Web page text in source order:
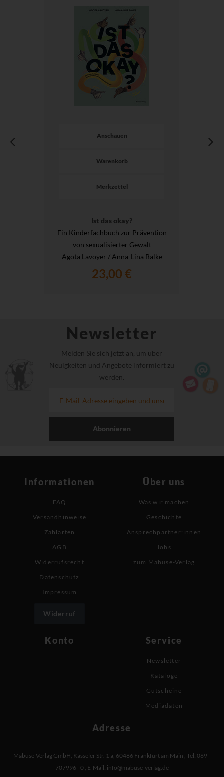
Anschauen
Warenkorb
Merkzettel
Ist das okay?
Ein Kinderfachbuch zur Prävention
von sexualisierter Gewalt
Agota Lavoyer / Anna-Lina Balke
23,00 €
Newsletter
Melden Sie sich jetzt an, um über
Neuigkeiten und Angebote informiert zu
werden.
Abonnieren
Informationen
FAQ
Versandhinweise
Zahlarten
AGB
Widerrufsrecht
Datenschutz
Impressum
Widerruf
Über uns
Was wir machen
Geschichte
Ansprechpartner:innen
Jobs
zum Mabuse-Verlag
Konto Service
Newsletter
Kataloge
Gutscheine
Mediadaten
Adresse
Mabuse-Verlag GmbH, Kasseler Str. 1 a, 60486 Frankfurt am Main , Tel: 069 -
707996 - 0 , E-Mail: info@mabuse-verlag.de